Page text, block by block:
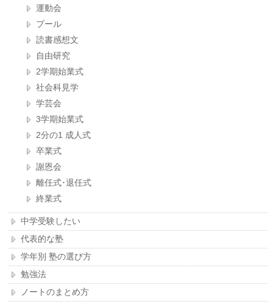
運動会
プール
読書感想文
自由研究
2学期始業式
社会科見学
学芸会
3学期始業式
2分の1 成人式
卒業式
謝恩会
離任式･退任式
終業式
中学受験したい
代表的な塾
学年別 塾の選び方
勉強法
ノートのまとめ方